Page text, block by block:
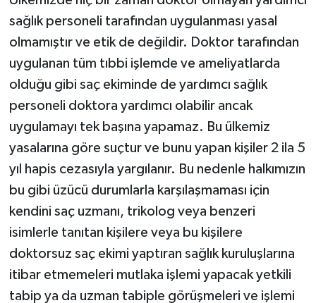
sağlık personeli tarafından uygulanması yasal
olmamıştır ve etik de değildir. Doktor tarafından
uygulanan tüm tıbbi işlemde ve ameliyatlarda
olduğu gibi saç ekiminde de yardımcı sağlık
personeli doktora yardımcı olabilir ancak
uygulamayı tek başına yapamaz. Bu ülkemiz
yasalarına göre suçtur ve bunu yapan kişiler 2 ila 5
yıl hapis cezasıyla yargılanır. Bu nedenle halkımızın
bu gibi üzücü durumlarla karşılaşmaması için
kendini saç uzmanı, trikolog veya benzeri
isimlerle tanıtan kişilere veya bu kişilere
doktorsuz saç ekimi yaptıran sağlık kuruluşlarına
itibar etmemeleri mutlaka işlemi yapacak yetkili
tabip ya da uzman tabiple görüşmeleri ve işlemi